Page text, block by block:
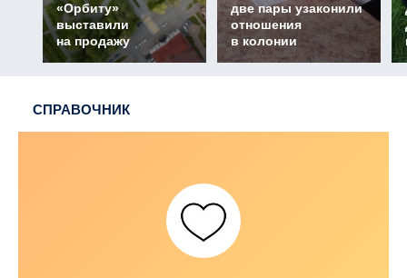
«Орбиту»
выставили
на продажу
две пары узаконили
отношения
в колонии
СПРАВОЧНИК